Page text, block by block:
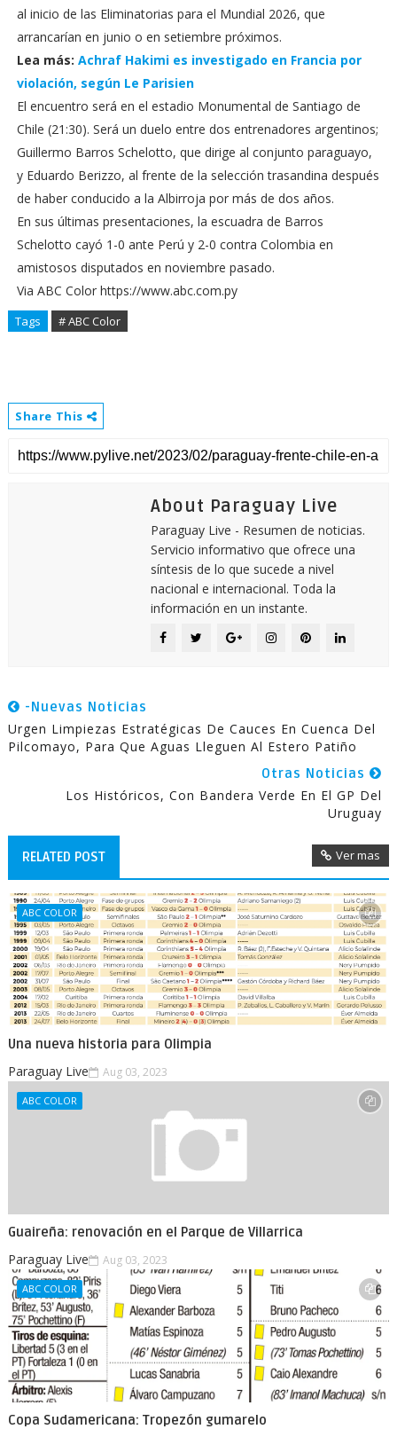
al inicio de las Eliminatorias para el Mundial 2026, que
arrancarían en junio o en setiembre próximos.
Lea más: Achraf Hakimi es investigado en Francia por
violación, según Le Parisien
El encuentro será en el estadio Monumental de Santiago de
Chile (21:30). Será un duelo entre dos entrenadores argentinos;
Guillermo Barros Schelotto, que dirige al conjunto paraguayo,
y Eduardo Berizzo, al frente de la selección trasandina después
de haber conducido a la Albirroja por más de dos años.
En sus últimas presentaciones, la escuadra de Barros
Schelotto cayó 1-0 ante Perú y 2-0 contra Colombia en
amistosos disputados en noviembre pasado.
Via ABC Color https://www.abc.com.py
Tags # ABC Color
Share This
About Paraguay Live
Paraguay Live - Resumen de noticias.
Servicio informativo que ofrece una
síntesis de lo que sucede a nivel
nacional e internacional. Toda la
información en un instante.
-Nuevas Noticias
Urgen Limpiezas Estratégicas De Cauces En Cuenca Del
Pilcomayo, Para Que Aguas Lleguen Al Estero Patiño
Otras Noticias
Los Históricos, Con Bandera Verde En El GP Del
Uruguay
RELATED POST Ver mas
ABC COLOR
Una nueva historia para Olimpia
Paraguay Live Aug 03, 2023
ABC COLOR
Guaireña: renovación en el Parque de Villarrica
Paraguay Live Aug 03, 2023
ABC COLOR
Copa Sudamericana: Tropezón gumarelo